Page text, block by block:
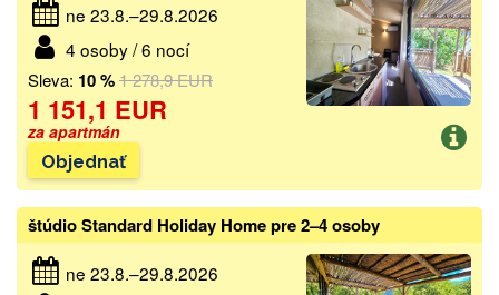
ne 23.8.–29.8.2026
4 osoby / 6 nocí
Sleva: 10 %1 278,9 EUR
1 151,1 EUR
za apartmán
Objednať
štúdio Standard Holiday Home pre 2–4 osoby
ne 23.8.–29.8.2026